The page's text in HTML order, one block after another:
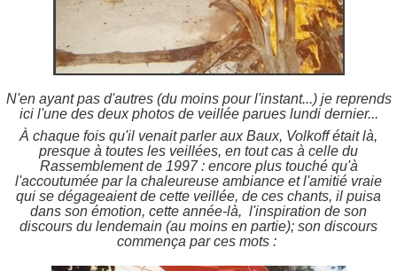
N'en ayant pas d'autres (du moins pour l'instant...) je reprends
ici l'une des deux photos de veillée parues lundi dernier...
À chaque fois qu'il venait parler aux Baux, Volkoff était là,
presque à toutes les veillées, en tout cas à celle du
Rassemblement de 1997 : encore plus touché qu'à
l'accoutumée par la chaleureuse ambiance et l'amitié vraie
qui se dégageaient de cette veillée, de ces chants, il puisa
dans son émotion, cette année-là, l'inspiration de son
discours du lendemain (au moins en partie); son discours
commença par ces mots :